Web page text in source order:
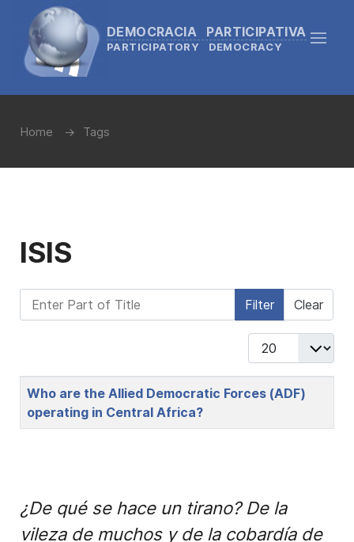
DEMOCRACIA PARTICIPATIVA
PARTICIPATORY DEMOCRACY
Home Tags
ISIS
Enter Part of Title Filter Clear
Display #
Title
Who are the Allied Democratic Forces (ADF)
operating in Central Africa?
¿De qué se hace un tirano? De la
vileza de muchos y de la cobardía de